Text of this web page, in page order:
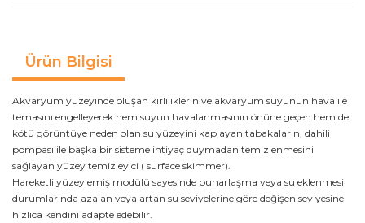
Ürün Bilgisi
Akvaryum yüzeyinde oluşan kirliliklerin ve akvaryum suyunun hava ile
temasını engelleyerek hem suyun havalanmasının önüne geçen hem de
kötü görüntüye neden olan su yüzeyini kaplayan tabakaların, dahili
pompası ile başka bir sisteme ihtiyaç duymadan temizlenmesini
sağlayan yüzey temizleyici ( surface skimmer).
Hareketli yüzey emiş modülü sayesinde buharlaşma veya su eklenmesi
durumlarında azalan veya artan su seviyelerine göre değişen seviyesine
hızlıca kendini adapte edebilir.